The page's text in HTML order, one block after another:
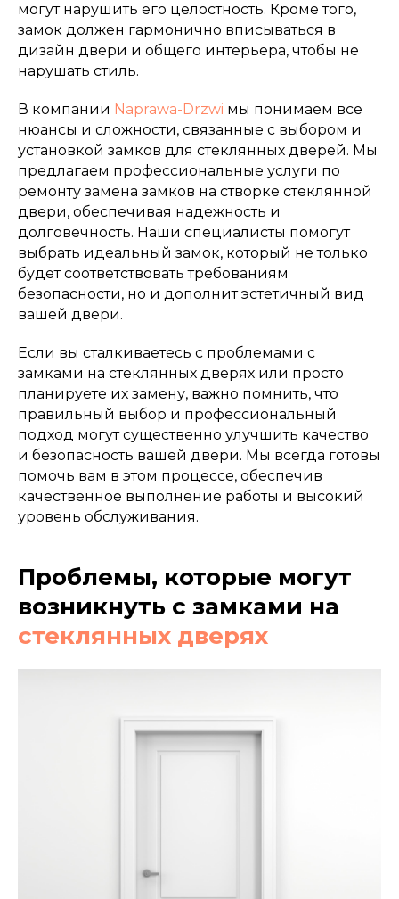
могут нарушить его целостность. Кроме того,
замок должен гармонично вписываться в
дизайн двери и общего интерьера, чтобы не
нарушать стиль.
В компании Naprawa-Drzwi мы понимаем все
нюансы и сложности, связанные с выбором и
установкой замков для стеклянных дверей. Мы
предлагаем профессиональные услуги по
ремонту замена замков на створке стеклянной
двери, обеспечивая надежность и
долговечность. Наши специалисты помогут
выбрать идеальный замок, который не только
будет соответствовать требованиям
безопасности, но и дополнит эстетичный вид
вашей двери.
Если вы сталкиваетесь с проблемами с
замками на стеклянных дверях или просто
планируете их замену, важно помнить, что
правильный выбор и профессиональный
подход могут существенно улучшить качество
и безопасность вашей двери. Мы всегда готовы
помочь вам в этом процессе, обеспечив
качественное выполнение работы и высокий
уровень обслуживания.
Проблемы, которые могут
возникнуть с замками на
стеклянных дверях